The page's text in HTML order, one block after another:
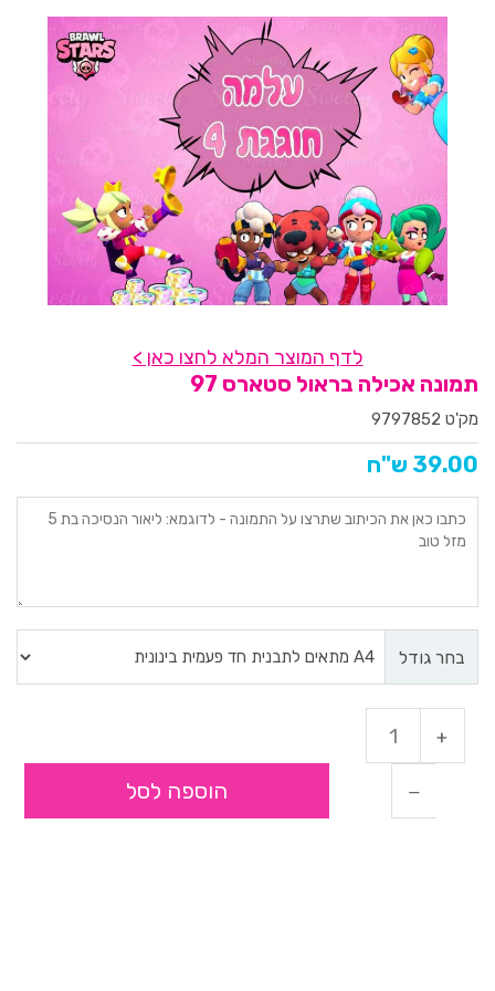
לדף המוצר המלא לחצו כאן >
תמונה אכילה בראול סטארס 97
מק'ט 9797852
39.00 ש"ח
בחר גודל
הוספה לסל